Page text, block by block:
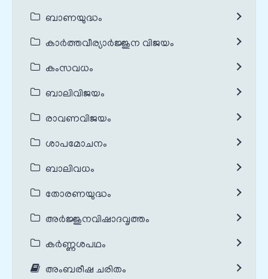
ബാണയുദ്ധം
കാർത്തവീര്യാർജ്ജുന വിജയം
കംസവധം
ബാലിവിജയം
രാവണവിജയം
ശാപമോചനം
ബാലിവധം
തോരണയുദ്ധം
അർജ്ജുനവിഷാദവൃത്തം
കർണ്ണശപഥം
അംബരീഷ ചരിതം